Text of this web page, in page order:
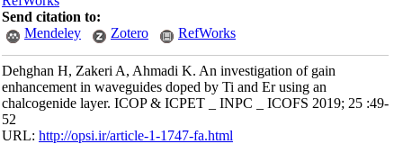
Send citation to:
Mendeley
Zotero RefWorks
Dehghan H, Zakeri A, Ahmadi K. An investigation of gain
enhancement in waveguides doped by Ti and Er using an
chalcogenide layer. ICOP & ICPET _ INPC _ ICOFS 2019; 25 :49-
52
URL:http://opsi.ir/article-1-1747-fa.html